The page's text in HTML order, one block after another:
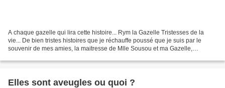
A chaque gazelle qui lira cette histoire... Rym la Gazelle Tristesses de la
vie... De bien tristes histoires que je réchauffe poussé que je suis par le
souvenir de mes amies, la maitresse de Mlle Sousou et ma Gazelle,
Elles sont aveugles ou quoi ?